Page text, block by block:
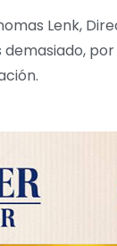
Lenk,